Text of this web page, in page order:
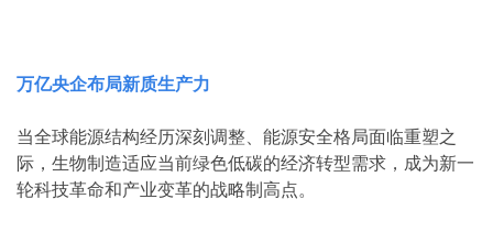
万亿央企布局新质生产力
当全球能源结构经历深刻调整、能源安全格局面临重塑之
际，生物制造适应当前绿色低碳的经济转型需求，成为新一
轮科技革命和产业变革的战略制高点。